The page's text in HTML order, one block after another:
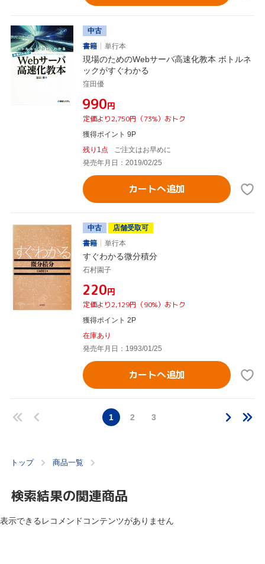
中古
書籍
単行本
現場のためのWebサーバ高速化教本 ボトルネ
ックがすぐわかる
窪田優
¥990円
定価より2,750円（73%）おトク
獲得ポイント 9P
残り1点
ご注文はお早めに
発売年月日：2019/02/25
カートへ追加
中古
店舗受取可
書籍
単行本
すぐわかる微分積分
石村園子
¥220円
定価より2,129円（90%）おトク
獲得ポイント 2P
在庫あり
発売年月日：1993/01/25
カートへ追加
1 2 3
トップ 商品一覧
検索結果の関連商品
表示できるレコメンドコンテンツがありません